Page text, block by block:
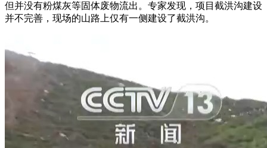
但并没有粉煤灰等固体废物流出。专家发现，项目截洪沟建设
并不完善，现场的山路上仅有一侧建设了截洪沟。